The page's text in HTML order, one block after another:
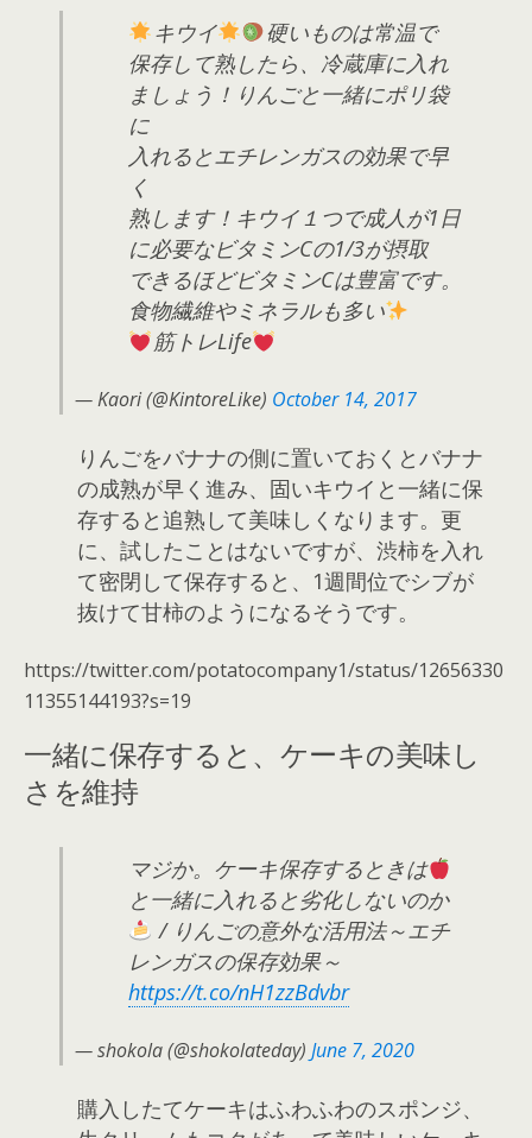
キウイ
硬いものは常温で
保存して熟したら、冷蔵庫に入れ
ましょう！りんごと一緒にポリ袋
に
入れるとエチレンガスの効果で早
く
熟します！キウイ１つで成人が1日
に必要なビタミンCの1/3が摂取
できるほどビタミンCは豊富です。
食物繊維やミネラルも多い
筋トレLife
— Kaori (@KintoreLike) October 14, 2017
りんごをバナナの側に置いておくとバナナ
の成熟が早く進み、固いキウイと一緒に保
存すると追熟して美味しくなります。更
に、試したことはないですが、渋柿を入れ
て密閉して保存すると、1週間位でシブが
抜けて甘柿のようになるそうです。
https://twitter.com/potatocompany1/status/12656330
11355144193?s=19
一緒に保存すると、ケーキの美味し
さを維持
マジか。ケーキ保存するときは
と一緒に入れると劣化しないのか
/ りんごの意外な活用法～エチ
レンガスの保存効果～
https://t.co/nH1zzBdvbr
— shokola (@shokolateday) June 7, 2020
購入したてケーキはふわふわのスポンジ、